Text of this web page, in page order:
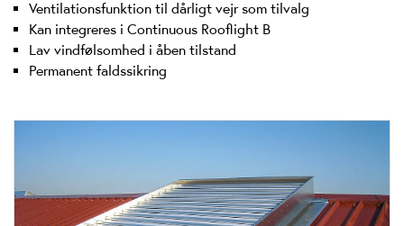
Ventilationsfunktion til dårligt vejr som tilvalg
Kan integreres i Continuous Rooflight B
Lav vindfølsomhed i åben tilstand
Permanent faldssikring